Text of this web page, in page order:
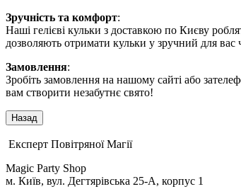
Зручність та комфорт:
Наші гелієві кульки з доставкою по Києву
дозволяють отримати кульки у зручний для вас
Замовлення:
Зробіть замовлення на нашому сайті або
вам створити незабутнє свято!
Експерт Повітряної Магії
Magic Party Shop
м. Київ, вул. Дегтярівська 25-А, корпус 1